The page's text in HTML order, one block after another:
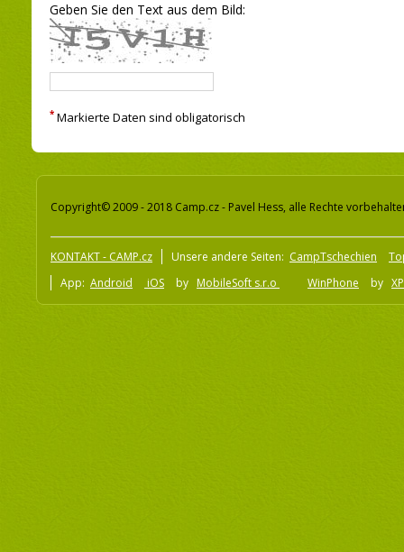
Geben Sie den Text aus dem Bild:
* Markierte Daten sind obligatorisch
Copyright© 2009 - 2018 Camp.cz - Pavel Hess, alle Rechte
KONTAKT - CAMP.cz Unsere andere Seiten: CampTschechien
App: Android iOS by MobileSoft s.r.o WinPhone by